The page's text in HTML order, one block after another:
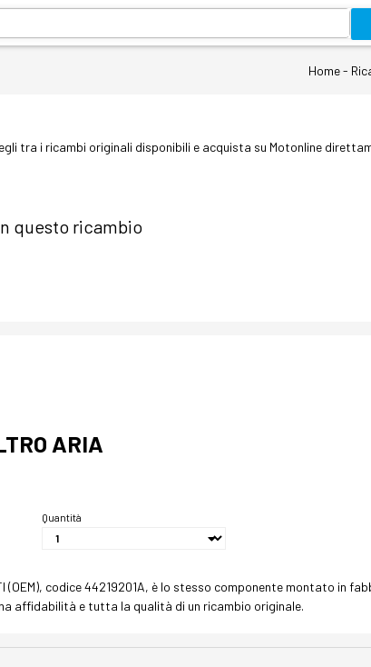
Home -
tra i ricambi originali disponibili e acquista su Motonline
questo ricambio
ARIA
Quantità
codice 44219201A, è lo stesso componente montato in
affidabilità e tutta la qualità di un ricambio originale.